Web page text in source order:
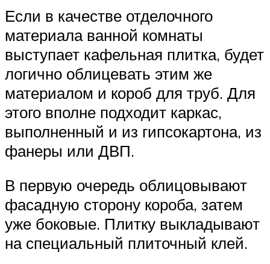
Если в качестве отделочного
материала ванной комнаты
выступает кафельная плитка, будет
логично облицевать этим же
материалом и короб для труб. Для
этого вполне подходит каркас,
выполненный и из гипсокартона, из
фанеры или ДВП.
В первую очередь облицовывают
фасадную сторону короба, затем
уже боковые. Плитку выкладывают
на специальный плиточный клей.